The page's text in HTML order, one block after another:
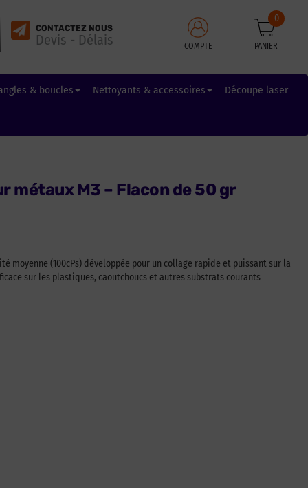
CONTACTEZ NOUS
Devis - Délais COMPTE PANIER
0
& boucles Nettoyants & accessoires Découpe laser
métaux M3 – Flacon de 50 gr
moyenne (100cPs) développée pour un collage rapide et puissant sur la
sur les plastiques, caoutchoucs et autres substrats courants